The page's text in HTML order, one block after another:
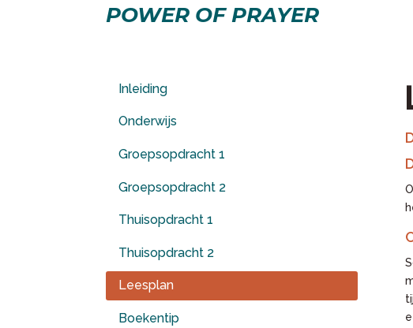
POWER OF PRAYER
Inleiding
Onderwijs
Groepsopdracht 1
Groepsopdracht 2
Thuisopdracht 1
Thuisopdracht 2
Leesplan
Boekentip